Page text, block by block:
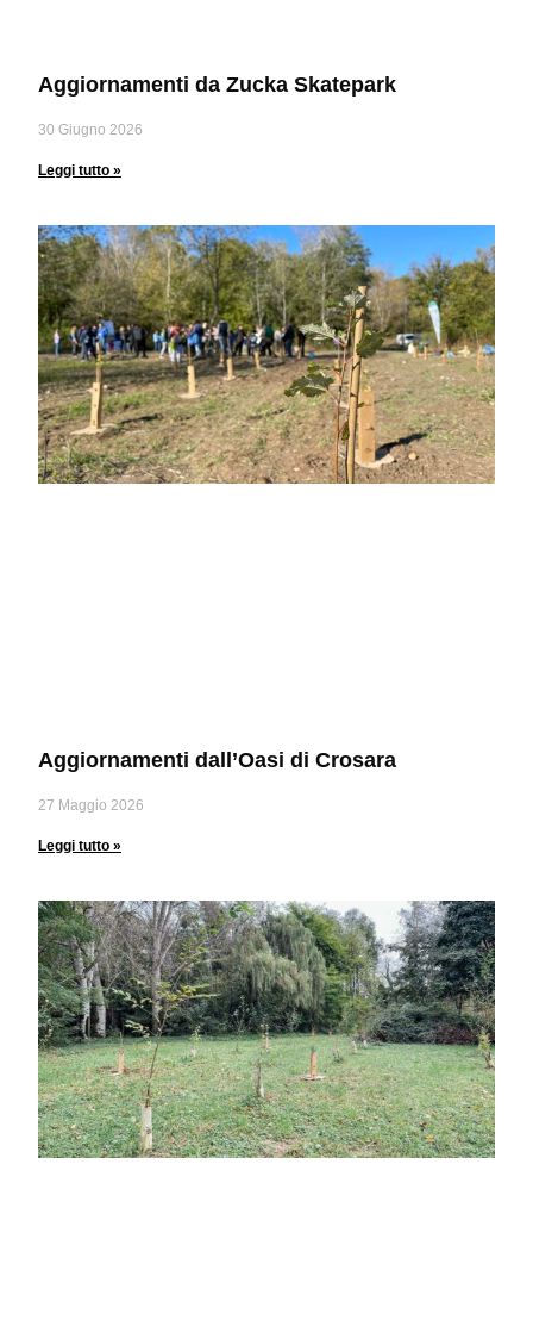
Aggiornamenti da Zucka Skatepark
30 Giugno 2026
Leggi tutto »
Aggiornamenti dall’Oasi di Crosara
27 Maggio 2026
Leggi tutto »